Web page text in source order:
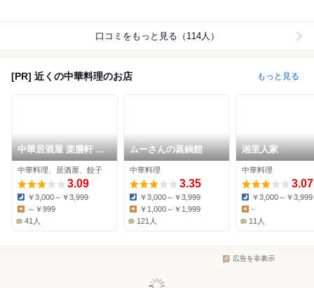
口コミをもっと見る（114人）
[PR] 近くの中華料理のお店 もっと見る
中華居酒屋 楽膳軒 壹
方天地
中華料理、居酒屋、餃子
3.09
Dinner:
￥3,000～￥3,999
Lunch:
～￥999
41人
ムーさんの蒸鍋館
中華料理
3.35
Dinner:
￥3,000～￥3,999
￥1,000～￥1,999
121人
湘里人家
中華料理
3.07
Dinner:
￥3,000～￥3,999
Lunch:
-
11人
広告を非表示